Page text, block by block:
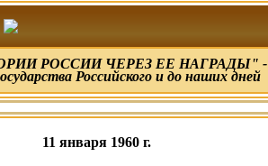
РОССИИ ЧЕРЕЗ ЕЕ НАГРАДЫ" -
Российского и до наших дней
11 января 1960 г.